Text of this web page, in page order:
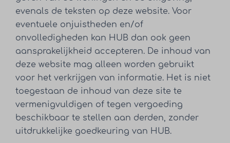
evenals de teksten op deze website. Voor
eventuele onjuistheden en/of
onvolledigheden kan HUB dan ook geen
aansprakelijkheid accepteren. De inhoud van
deze website mag alleen worden gebruikt
voor het verkrijgen van informatie. Het is niet
toegestaan de inhoud van deze site te
vermenigvuldigen of tegen vergoeding
beschikbaar te stellen aan derden, zonder
uitdrukkelijke goedkeuring van HUB.